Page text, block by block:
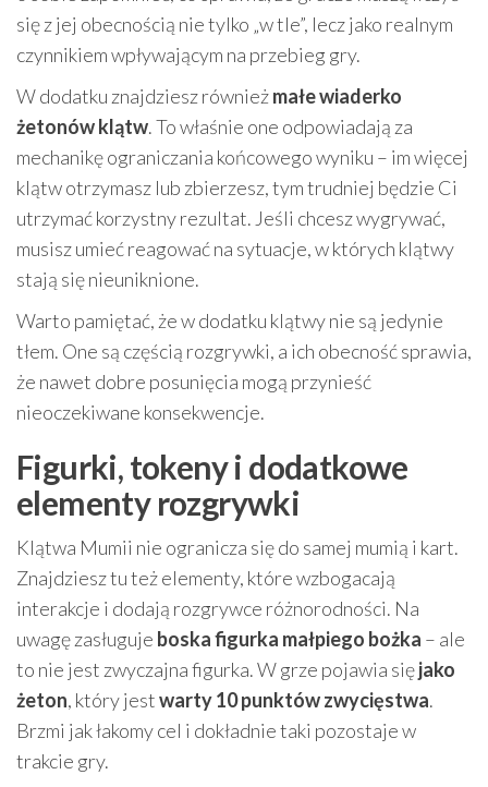
się z jej obecnością nie tylko „w tle”, lecz jako realnym
czynnikiem wpływającym na przebieg gry.
W dodatku znajdziesz równieżmałe wiaderko
żetonów klątw. To właśnie one odpowiadają za
mechanikę ograniczania końcowego wyniku – im więcej
klątw otrzymasz lub zbierzesz, tym trudniej będzie Ci
utrzymać korzystny rezultat. Jeśli chcesz wygrywać,
musisz umieć reagować na sytuacje, w których klątwy
stają się nieuniknione.
Warto pamiętać, że w dodatku klątwy nie są jedynie
tłem. One są częścią rozgrywki, a ich obecność sprawia,
że nawet dobre posunięcia mogą przynieść
nieoczekiwane konsekwencje.
Figurki, tokeny i dodatkowe
elementy rozgrywki
Klątwa Mumii nie ogranicza się do samej mumią i kart.
Znajdziesz tu też elementy, które wzbogacają
interakcje i dodają rozgrywce różnorodności. Na
uwagę zasługuje boska figurka małpiego bożka – ale
to nie jest zwyczajna figurka. W grze pojawia sięjako
żeton, który jestwarty 10 punktów zwycięstwa.
Brzmi jak łakomy cel i dokładnie taki pozostaje w
trakcie gry.